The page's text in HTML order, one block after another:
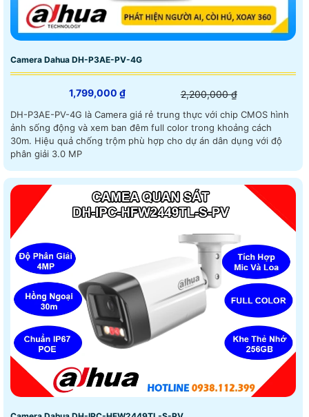
Camera Dahua DH-P3AE-PV-4G
1,799,000 ₫ 2,200,000 ₫
DH-P3AE-PV-4G là Camera giá rẻ trung thực với chip CMOS hình
ảnh sống động và xem ban đêm full color trong khoảng cách
30m. Hiệu quả chống trộm phù hợp cho dự án dân dụng với độ
phân giải 3.0 MP